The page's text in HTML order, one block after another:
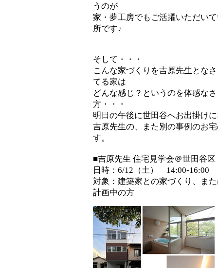
うのが
家・夢工房でもご活躍いただい
所です♪
そして・・・
こんな家づくりを吉原先生とな
てる家は
どんな感じ？というのを体感な
方・・・
明日の午後に世田谷へお出掛け
吉原先生の、また別の事例のお
す。
■吉原先生 住宅見学会＠世田谷
日時：6/12（土） 14:00-16:00
対象：建築家との家づくり、ま
計画中の方